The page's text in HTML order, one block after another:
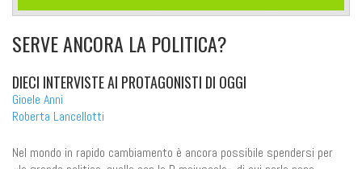
SERVE ANCORA LA POLITICA?
DIECI INTERVISTE AI PROTAGONISTI DI OGGI
Gioele Anni
Roberta Lancellotti
Nel mondo in rapido cambiamento è ancora possibile spendersi per